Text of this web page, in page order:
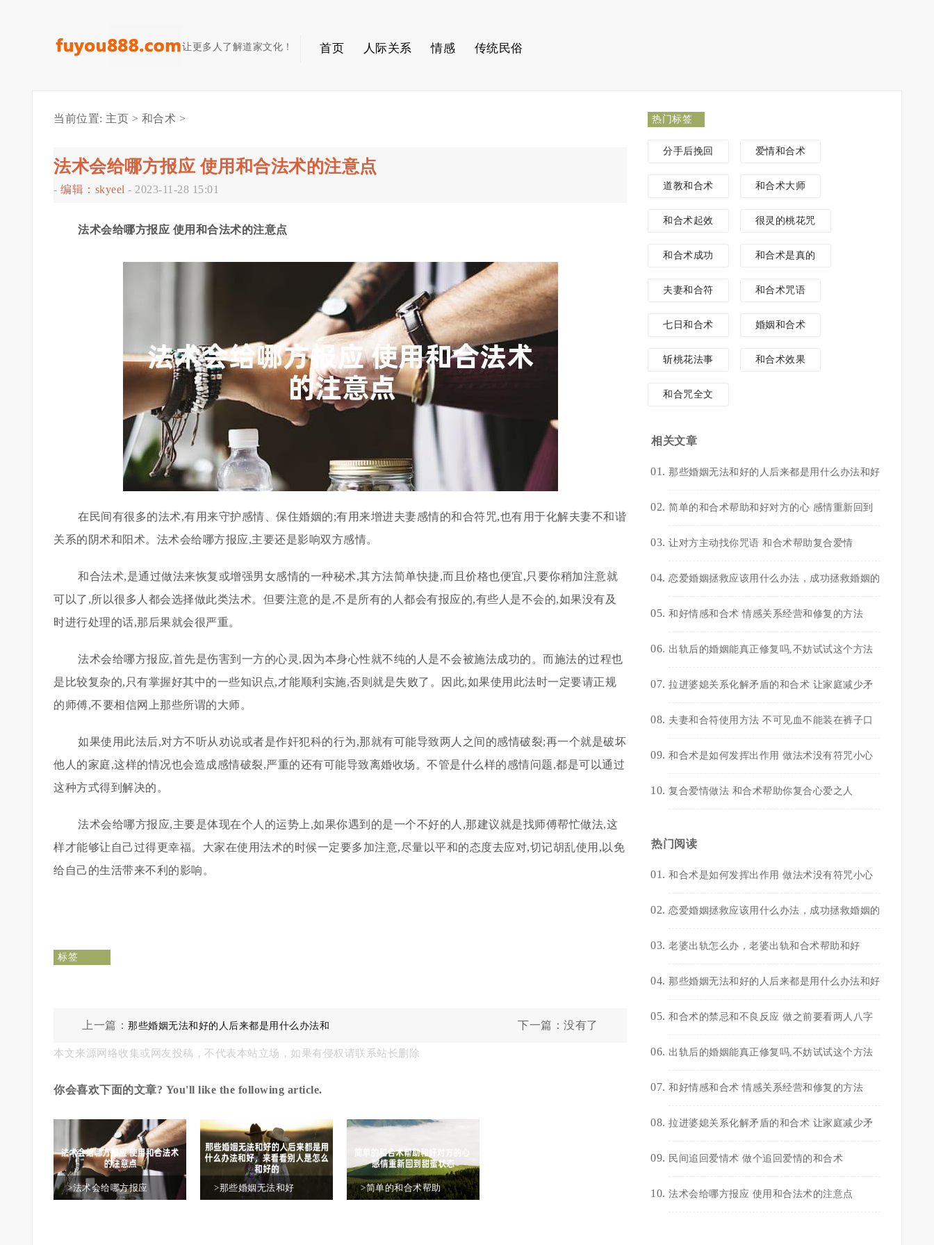
让更多人了解道家文化！ 首页 人际关系 情感 传统民俗
当前位置: 主页 > 和合术 >
法术会给哪方报应 使用和合法术的注意点
- 编辑：skyeel - 2023-11-28 15:01
法术会给哪方报应 使用和合法术的注意点
在民间有很多的法术,有用来守护感情、保住婚姻的;有用来增进夫妻感情的和合符咒,也有用于化解夫妻不和谐
关系的阴术和阳术。法术会给哪方报应,主要还是影响双方感情。
和合法术,是通过做法来恢复或增强男女感情的一种秘术,其方法简单快捷,而且价格也便宜,只要你稍加注意就
可以了,所以很多人都会选择做此类法术。但要注意的是,不是所有的人都会有报应的,有些人是不会的,如果没有及
时进行处理的话,那后果就会很严重。
法术会给哪方报应,首先是伤害到一方的心灵,因为本身心性就不纯的人是不会被施法成功的。而施法的过程也
是比较复杂的,只有掌握好其中的一些知识点,才能顺利实施,否则就是失败了。因此,如果使用此法时一定要请正规
的师傅,不要相信网上那些所谓的大师。
如果使用此法后,对方不听从劝说或者是作奸犯科的行为,那就有可能导致两人之间的感情破裂;再一个就是破坏
他人的家庭,这样的情况也会造成感情破裂,严重的还有可能导致离婚收场。不管是什么样的感情问题,都是可以通过
这种方式得到解决的。
法术会给哪方报应,主要是体现在个人的运势上,如果你遇到的是一个不好的人,那建议就是找师傅帮忙做法,这
样才能够让自己过得更幸福。大家在使用法术的时候一定要多加注意,尽量以平和的态度去应对,切记胡乱使用,以免
给自己的生活带来不利的影响。
标签
上一篇：那些婚姻无法和好的人后来都是用什么办法和
好，来看看别人是怎么和好的
下一篇：没有了
本文来源网络收集或网友投稿，不代表本站立场，如果有侵权请联系站长删除
你会喜欢下面的文章? You'll like the following article.
>法术会给哪方报应 >那些婚姻无法和好 >简单的和合术帮助
热门标签
分手后挽回 爱情和合术
道教和合术 和合术大师
和合术起效 很灵的桃花咒
和合术成功 和合术是真的
夫妻和合符 和合术咒语
七日和合术 婚姻和合术
斩桃花法事 和合术效果
和合咒全文
相关文章
那些婚姻无法和好的人后来都是用什么办法和好
简单的和合术帮助和好对方的心 感情重新回到
让对方主动找你咒语 和合术帮助复合爱情
恋爱婚姻拯救应该用什么办法，成功拯救婚姻的
和好情感和合术 情感关系经营和修复的方法
出轨后的婚姻能真正修复吗,不妨试试这个方法
拉进婆媳关系化解矛盾的和合术 让家庭减少矛
夫妻和合符使用方法 不可见血不能装在裤子口
和合术是如何发挥出作用 做法术没有符咒小心
复合爱情做法 和合术帮助你复合心爱之人
热门阅读
和合术是如何发挥出作用 做法术没有符咒小心
恋爱婚姻拯救应该用什么办法，成功拯救婚姻的
老婆出轨怎么办，老婆出轨和合术帮助和好
那些婚姻无法和好的人后来都是用什么办法和好
和合术的禁忌和不良反应 做之前要看两人八字
出轨后的婚姻能真正修复吗,不妨试试这个方法
和好情感和合术 情感关系经营和修复的方法
拉进婆媳关系化解矛盾的和合术 让家庭减少矛
民间追回爱情术 做个追回爱情的和合术
法术会给哪方报应 使用和合法术的注意点